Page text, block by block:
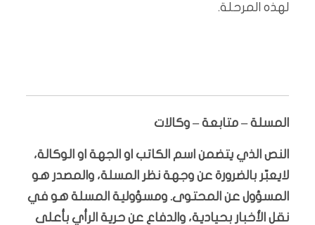
لهذه المرحلة.
المسلة – متابعة – وكالات
النص الذي يتضمن اسم الكاتب او الجهة او الوكالة،
لايعبّر بالضرورة عن وجهة نظر المسلة، والمصدر هو
المسؤول عن المحتوى. ومسؤولية المسلة هو في
نقل الأخبار بحيادية، والدفاع عن حرية الرأي بأعلى